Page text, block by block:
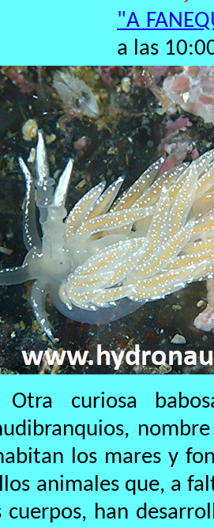
"A
a las
Otra curiosa
los mares y
animales que, a
cuerpos, han